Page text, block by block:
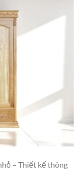
– Thiết kế thông